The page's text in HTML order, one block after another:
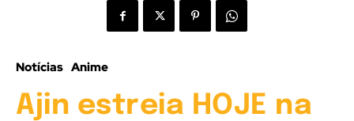
Notícias Anime
Ajin estreia HOJE na